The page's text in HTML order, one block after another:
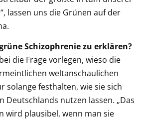
lassen uns die Grünen auf der
Schizophrenie zu erklären?
die Frage vorlegen, wieso die
weltanschaulichen
solange festhalten, wie sie sich
Deutschlands nutzen lassen. „Das
wird plausibel, wenn man sie